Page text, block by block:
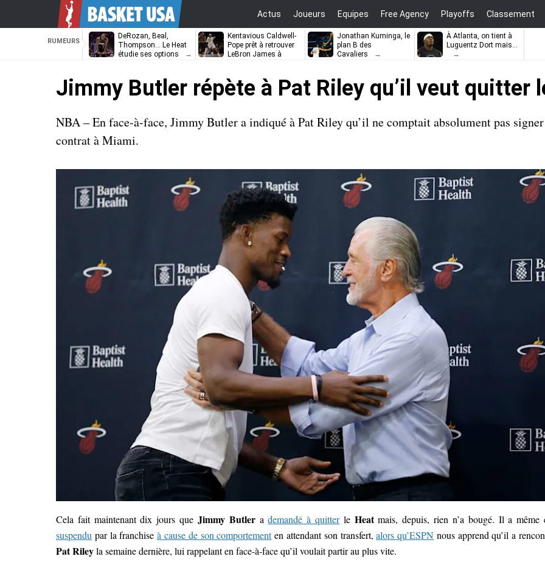
Actus Joueurs Equipes Free Agency Playoffs Classement
RUMEURS
DeRozan, Beal,
Thompson… Le Heat
étudie ses options
Kentavious Caldwell-
Pope prêt à retrouver
LeBron James à
Jonathan Kuminga, le
plan B des
Cavaliers
À Atlanta, on tient à
Luguentz Dort mais…
Jimmy Butler répète à Pat Riley qu’il veut quitter
NBA – En face-à-face, Jimmy Butler a indiqué à Pat Riley qu’il ne comptait absolument pas
contrat à Miami.
Cela fait maintenant dix jours que Jimmy Butlerademandé à quitterle Heatmais, depuis, rien n’a bougé. Il a même
suspendu par la franchiseà cause de son comportementen attendant son transfert,alors qu’ESPN nous apprend qu’il a
Pat Rileyla semaine dernière, lui rappelant en face-à-face qu’il voulait partir au plus vite.